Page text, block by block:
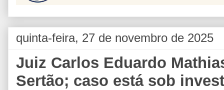
quinta-feira, 27 de novembro de 2025
Juiz Carlos Eduardo
Sertão; caso está sob